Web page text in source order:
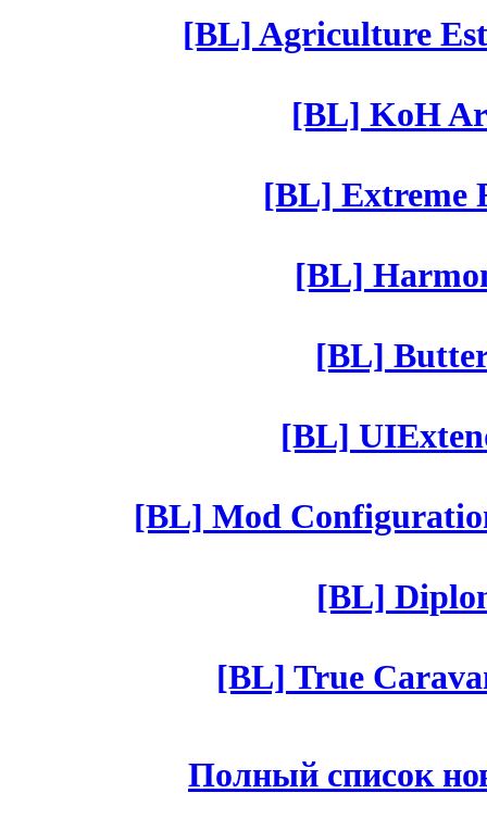
[BL] Agriculture
[BL] KoH
[BL] Extreme
[BL]
[BL]
[BL]
[BL] Mod
[BL]
[BL] True
Полный список